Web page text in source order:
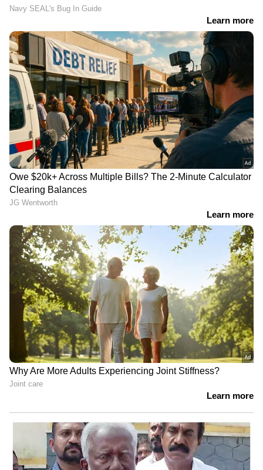
കുറിപ്പിനൊപ്പം ഒരു യുവതി വാടക
കാമുകിയായിരുന്ന ദിവസം വിവരിക്കുന്ന ഒരു
വീഡിയോയും ഉണ്ടായിരുന്നു. ക്ലിപ്പിൽ, താൻ
KoPartner.in-ൽ ഒരു പ്രൊഫൈൽ
സൃഷ്ടിച്ചിട്ടുണ്ടെന്നും അത് ഇന്ത്യയിലെ ഏറ്റവും
വലിയ വാടക കമ്പാനിയൻ പ്ലാറ്റ്‌ഫോമാണെന്നും
മിക്കവാറും എല്ലാ പ്രധാന നഗരങ്ങളിലും
പ്രവർത്തിക്കുന്നുണ്ടെന്നും അവർ വിശദീകരിച്ചു.
യാത്രകൾ, ഒരുമിച്ച് യാത്ര ചെയ്യൽ തുടങ്ങിയ
പ്രവർത്തനങ്ങൾക്ക് പുരുഷന്മാർ കൂട്ടാളികളെ
ബുക്ക് ചെയ്യാറുണ്ടെന്നും അവർ വിശദീകരിച്ചു.
വീഡിയോയിൽ ഒരു യുവതിയോടൊപ്പം